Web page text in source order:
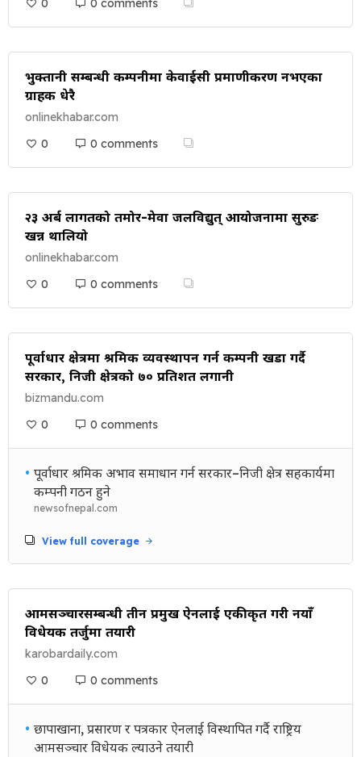
0
0 comments
भुक्तानी सम्बन्धी कम्पनीमा केवाईसी प्रमाणीकरण नभएका
ग्राहक धेरै
onlinekhabar.com
0
0 comments
२३ अर्ब लागतको तमोर-मेवा जलविद्युत् आयोजनामा सुरुङ
खन्न थालियो
onlinekhabar.com
0
0 comments
पूर्वाधार क्षेत्रमा श्रमिक व्यवस्थापन गर्न कम्पनी खडा गर्दै
सरकार, निजी क्षेत्रको ७० प्रतिशत लगानी
bizmandu.com
0
0 comments
• पूर्वाधार श्रमिक अभाव समाधान गर्न सरकार–निजी क्षेत्र सहकार्यमा
कम्पनी गठन हुने
newsofnepal.com
View full coverage
आमसञ्चारसम्बन्धी तीन प्रमुख ऐनलाई एकीकृत गरी नयाँ
विधेयक तर्जुमा तयारी
karobardaily.com
0
0 comments
• छापाखाना, प्रसारण र पत्रकार ऐनलाई विस्थापित गर्दै राष्ट्रिय
आमसञ्चार विधेयक ल्याउने तयारी